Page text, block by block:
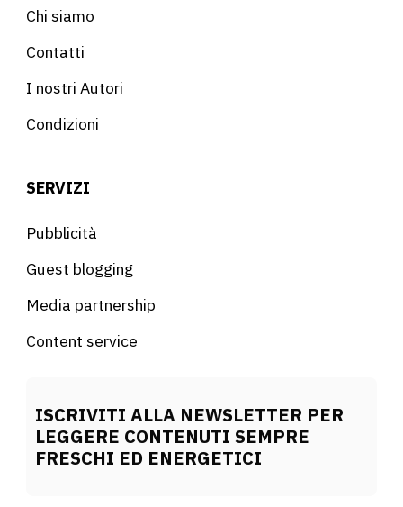
Chi siamo
Contatti
I nostri Autori
Condizioni
SERVIZI
Pubblicità
Guest blogging
Media partnership
Content service
ISCRIVITI ALLA NEWSLETTER PER
LEGGERE CONTENUTI SEMPRE
FRESCHI ED ENERGETICI